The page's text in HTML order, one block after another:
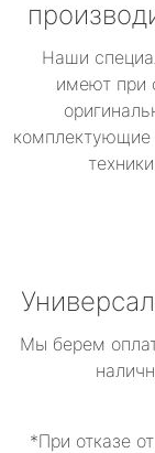
Наши
имеют при
комплектующие
Мы берем
*При отказе